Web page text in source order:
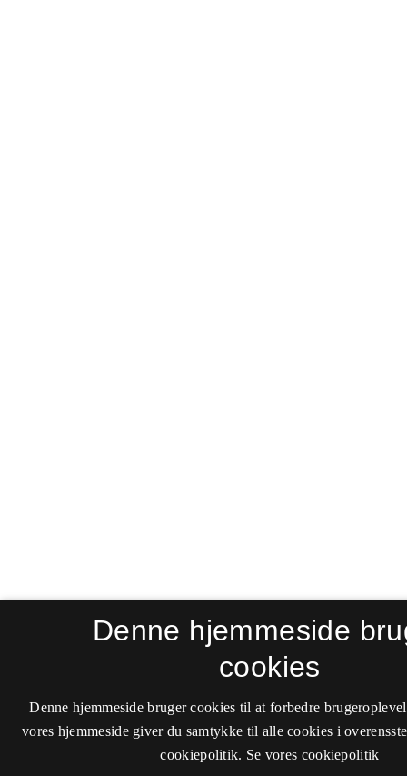
Denne hjemmeside
cookies
Denne hjemmeside bruger cookies til at forbedre
vores hjemmeside giver du samtykke til alle cookies i
cookiepolitik. Se vores cookiepolitik